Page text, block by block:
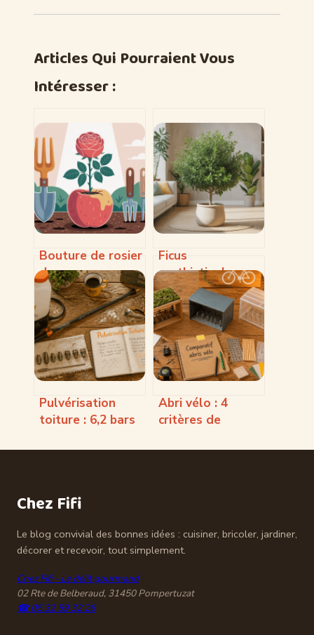
Articles Qui Pourraient Vous
Intéresser :
Bouture de rosier
dans une pomme
de terre :
méthode,
résultats et
alternatives
Ficus
cyathistipula :
guide complet
pour réussir cette
plante d’intérieur
Pulvérisation
toiture : 6,2 bars
portée pour un
Abri vélo : 4
critères de
protéger vos
Chez Fifi
Le blog convivial des bonnes idées : cuisiner, bricoler, jardiner,
décorer et recevoir, tout simplement.
Chez Fifi - Le délit gourmand
02 Rte de Belberaud, 31450 Pompertuzat
☎ 05 32 59 32 26